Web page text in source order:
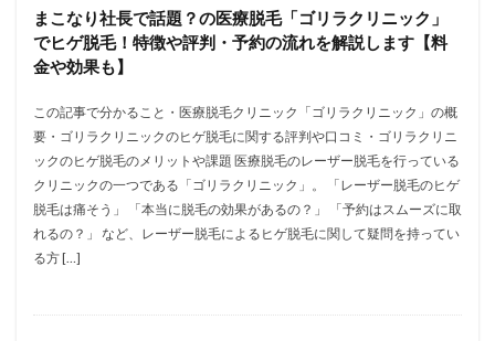
まこなり社長で話題？の医療脱毛「ゴリラクリニック」
でヒゲ脱毛！特徴や評判・予約の流れを解説します【料
金や効果も】
この記事で分かること・医療脱毛クリニック「ゴリラクリニック」の概
要・ゴリラクリニックのヒゲ脱毛に関する評判や口コミ・ゴリラクリニ
ックのヒゲ脱毛のメリットや課題 医療脱毛のレーザー脱毛を行っている
クリニックの一つである「ゴリラクリニック」。 「レーザー脱毛のヒゲ
脱毛は痛そう」 「本当に脱毛の効果があるの？」 「予約はスムーズに取
れるの？」 など、レーザー脱毛によるヒゲ脱毛に関して疑問を持ってい
る方 […]